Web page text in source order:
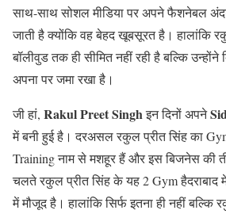
साथ-साथ सोशल मीडिया पर अपने फैशनेबल
जाती है क्योंकि वह बेहद खूबसूरत है। हालांकि
बॉलीवुड तक ही सीमित नहीं रही है बल्कि
अपना पर जमा रखा है।
जी हां, Rakul Preet Singhइन दिनों अपने
में बनी हुई है। दरअसल रकुल प्रीत सिंह का
Training नाम से मशहूर हैं और इस बिजनेस की
चलते रकुल प्रीत सिंह के यह 2 Gym हैदराबाद
में मौजूद है। हालांकि सिर्फ इतना ही नहीं बल्कि